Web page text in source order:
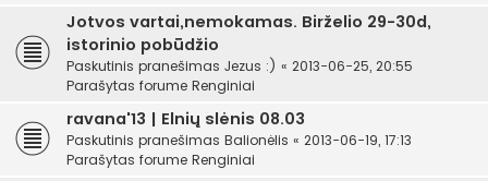
Jotvos vartai,nemokamas. Birželio 29-30d,
istorinio pobūdžio
Paskutinis pranešimas Jezus :) « 2013-06-25, 20:55
Parašytas forume Renginiai
ravana'13 | Elnių slėnis 08.03
Paskutinis pranešimas Balionėlis « 2013-06-19, 17:13
Parašytas forume Renginiai